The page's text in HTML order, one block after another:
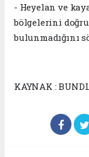
- Heyelan ve
bölgelerini
bulunmadığını
KAYNAK :